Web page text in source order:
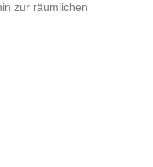
zur räumlichen